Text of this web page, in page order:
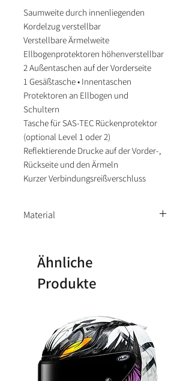
Saumweite durch innenliegenden
Kordelzug verstellbar
Verstellbare Ärmelweite
Ellbogenprotektoren höhenverstellbar
2 Außentaschen auf der Vorderseite
1 Gesäßtasche • Innentaschen
Protektoren an Ellbogen und
Schultern
Tasche für SAS-TEC Rückenprotektor
(optional Level 1 oder 2)
Reflektierende Drucke auf der Vorder-,
Rückseite und den Ärmeln
Kurzer Verbindungsreißverschluss
Material
% Polyester; Thermofutter: 100 %
Polyester; Membran 100 % Polyester
(AEROTEX®)
Ähnliche
Produkte